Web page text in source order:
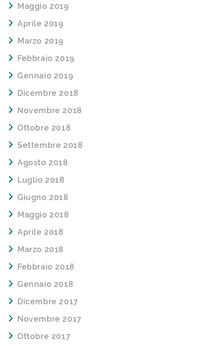
Maggio 2019
Aprile 2019
Marzo 2019
Febbraio 2019
Gennaio 2019
Dicembre 2018
Novembre 2018
Ottobre 2018
Settembre 2018
Agosto 2018
Luglio 2018
Giugno 2018
Maggio 2018
Aprile 2018
Marzo 2018
Febbraio 2018
Gennaio 2018
Dicembre 2017
Novembre 2017
Ottobre 2017